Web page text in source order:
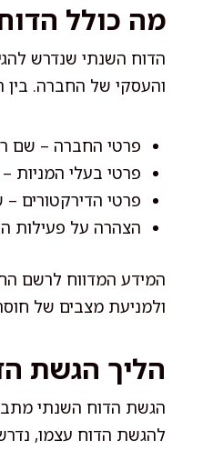
מה כולל
הדוח השנתי שנדרש
והעסקי של החברה. בין
פרטי החברה – שם
פרטי בעלי המניות
פרטי הדירקטורים
הצהרה על פעילות
המידע המדווח לרשם
ולמניעת מצבים של
הליך הגשת
הגשת הדוח השנתי
להגשת הדוח עצמו,